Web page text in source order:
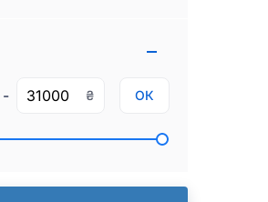
- ₴ ОК